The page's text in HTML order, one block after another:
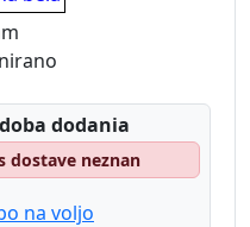
dodania
dostave neznan
na voljo